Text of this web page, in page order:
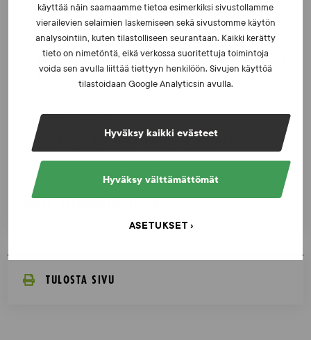
käyttää näin saamaamme tietoa esimerkiksi sivustollamme
vierailevien selaimien laskemiseen sekä sivustomme käytön
analysointiin, kuten tilastolliseen seurantaan. Kaikki kerätty
tieto on nimetöntä, eikä verkossa suoritettuja toimintoja
voida sen avulla liittää tiettyyn henkilöön. Sivujen käyttöä
tilastoidaan Google Analyticsin avulla.
Hyväksy kaikki evästeet
Hyväksy välttämättömät
ASETUKSET
UUTISET - 16.7.2026
Dopingrikkomuspäätösten julkistaminen: kysymyksiä
ja vastauksia EUT:n ratkaisusta
UUTISET - 30.6.2026
SUEKin sivuilla uusi blogisarja urheilun ja
väkivaltaisten alakulttuurien suhteesta
KATSO AJANKOHTAISET
TULOSTA SIVU